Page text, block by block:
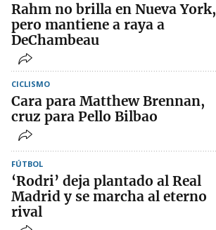
Rahm no brilla en Nueva York,
pero mantiene a raya a
DeChambeau
CICLISMO
Cara para Matthew Brennan,
cruz para Pello Bilbao
FÚTBOL
‘Rodri’ deja plantado al Real
Madrid y se marcha al eterno
rival